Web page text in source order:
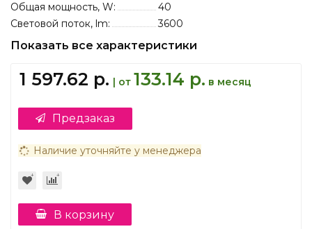
Общая мощность, W:
40
Световой поток, lm:
3600
Показать все характеристики
1 597.62 р. | от 133.14 р. в месяц
Предзаказ
Наличие уточняйте у менеджера
В корзину